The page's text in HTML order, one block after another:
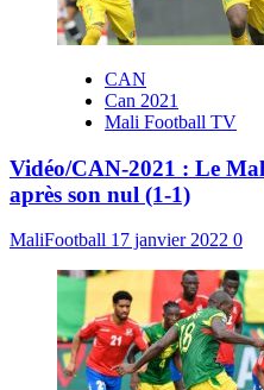
CAN
Can 2021
Mali Football TV
Vidéo/CAN-2021 : Le
après son nul (1-1)
MaliFootball 17 janvier 2022 0